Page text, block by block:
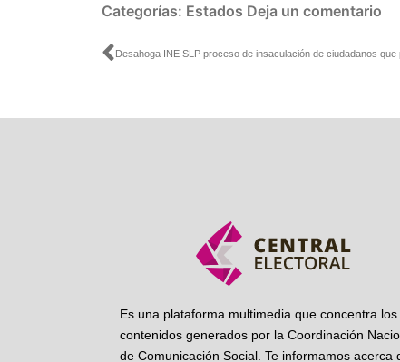
Categorías: Estados Deja un comentario
Ant
Es una plataforma multimedia que concentra los
contenidos generados por la Coordinación
de Comunicación Social. Te informamos acerca